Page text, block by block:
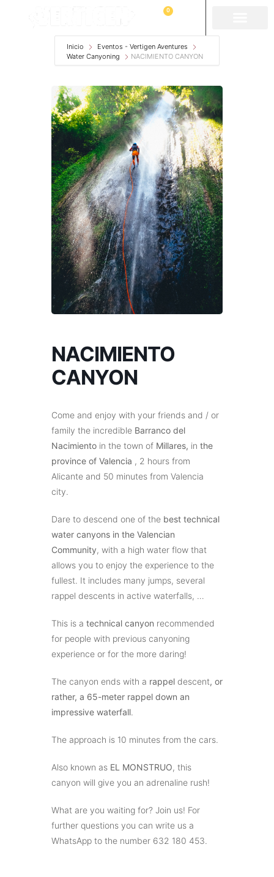
0
Inicio
Eventos - Vertigen Aventures
Water Canyoning
NACIMIENTO CANYON
NACIMIENTO
CANYON
Come and enjoy with your friends and / or
family the incredible Barranco del
Nacimiento in the town of Millares, in the
province of Valencia , 2 hours from
Alicante and 50 minutes from Valencia
city.
Dare to descend one of the best technical
water canyons in the Valencian
Community, with a high water flow that
allows you to enjoy the experience to the
fullest. It includes many jumps, several
rappel descents in active waterfalls, …
This is a technical canyon recommended
for people with previous canyoning
experience or for the more daring!
The canyon ends with a rappel descent, or
rather, a 65-meter rappel down an
impressive waterfall.
The approach is 10 minutes from the cars.
Also known as EL MONSTRUO, this
canyon will give you an adrenaline rush!
What are you waiting for? Join us! For
further questions you can write us a
WhatsApp to the number 632 180 453.